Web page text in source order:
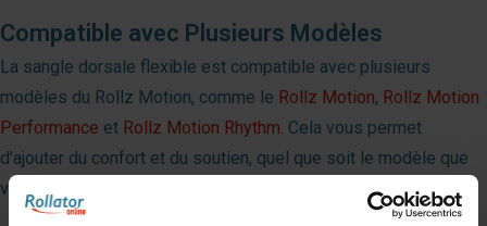
Compatible avec Plusieurs Modèles
La sangle dorsale flexible est compatible avec plusieurs
modèles du Rollz Motion, comme le Rollz Motion, Rollz Motion
Performance et Rollz Motion Rhythm. Cela vous permet
d’ajouter du confort et du soutien, quel que soit le modèle que
vous utilisez.